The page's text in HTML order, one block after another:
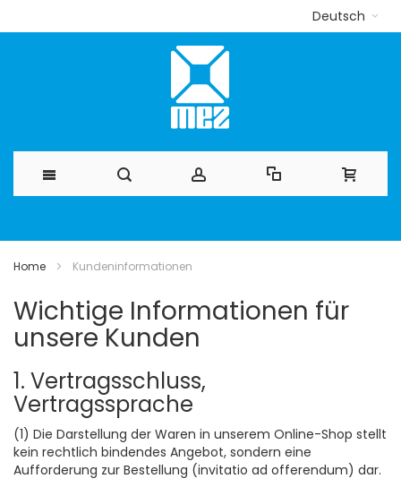
Deutsch
Home Kundeninformationen
Wichtige Informationen für
unsere Kunden
1. Vertragsschluss,
Vertragssprache
(1) Die Darstellung der Waren in unserem Online-Shop stellt
kein rechtlich bindendes Angebot, sondern eine
Aufforderung zur Bestellung (invitatio ad offerendum) dar.